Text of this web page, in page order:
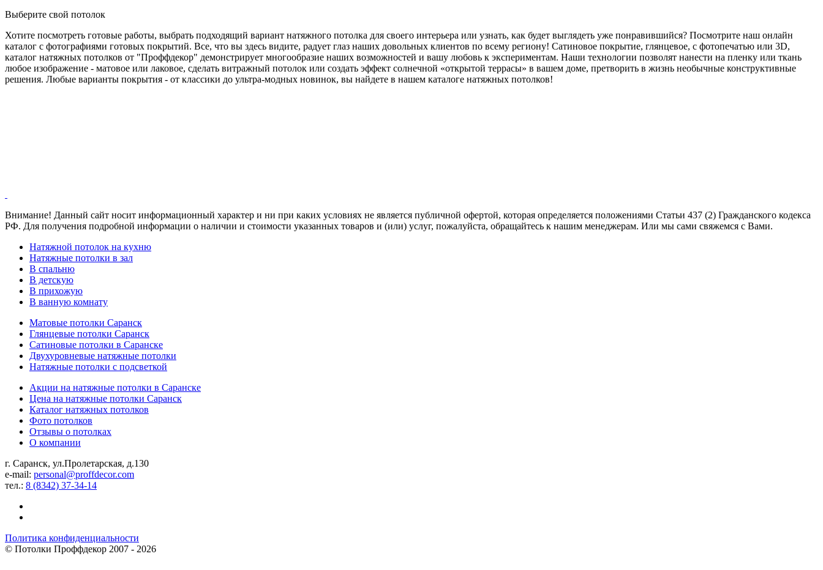
Выберите свой потолок
Хотите посмотреть готовые работы, выбрать подходящий вариант натяжного потолка для своего интерьера или узнать, как будет выглядеть уже понравившийся? Посмотрите наш онлайн
каталог с фотографиями готовых покрытий. Все, что вы здесь видите, радует глаз наших довольных клиентов по всему региону! Сатиновое покрытие, глянцевое, с фотопечатью или 3D,
каталог натяжных потолков от "Проффдекор" демонстрирует многообразие наших возможностей и вашу любовь к экспериментам. Наши технологии позволят нанести на пленку или ткань
любое изображение - матовое или лаковое, сделать витражный потолок или создать эффект солнечной «открытой террасы» в вашем доме, претворить в жизнь необычные конструктивные
решения. Любые варианты покрытия - от классики до ультра-модных новинок, вы найдете в нашем каталоге натяжных потолков!
Внимание! Данный сайт носит информационный характер и ни при каких условиях не является публичной офертой, которая определяется положениями Статьи 437 (2) Гражданского кодекса
РФ. Для получения подробной информации о наличии и стоимости указанных товаров и (или) услуг, пожалуйста, обращайтесь к нашим менеджерам. Или мы сами свяжемся с Вами.
Натяжной потолок на кухню
Натяжные потолки в зал
В спальню
В детскую
В прихожую
В ванную комнату
Матовые потолки Саранск
Глянцевые потолки Саранск
Сатиновые потолки в Саранске
Двухуровневые натяжные потолки
Натяжные потолки с подсветкой
Акции на натяжные потолки в Саранске
Цена на натяжные потолки Саранск
Каталог натяжных потолков
Фото потолков
Отзывы о потолках
О компании
г. Саранск, ул.Пролетарская, д.130
e-mail: personal@proffdecor.com
тел.: 8 (8342) 37-34-14
Политика конфиденциальности
© Потолки Проффдекор 2007 - 2026